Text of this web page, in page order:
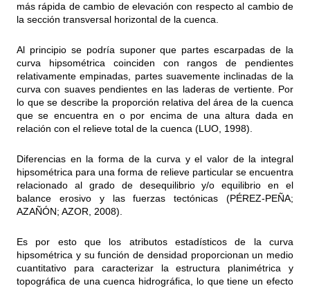
más rápida de cambio de elevación con respecto al cambio de
la sección transversal horizontal de la cuenca.
Al principio se podría suponer que partes escarpadas de la
curva hipsométrica coinciden con rangos de pendientes
relativamente empinadas, partes suavemente inclinadas de la
curva con suaves pendientes en las laderas de vertiente. Por
lo que se describe la proporción relativa del área de la cuenca
que se encuentra en o por encima de una altura dada en
relación con el relieve total de la cuenca (LUO, 1998).
Diferencias en la forma de la curva y el valor de la integral
hipsométrica para una forma de relieve particular se encuentra
relacionado al grado de desequilibrio y/o equilibrio en el
balance erosivo y las fuerzas tectónicas (PÉREZ-PEÑA;
AZAÑÓN; AZOR, 2008).
Es por esto que los atributos estadísticos de la curva
hipsométrica y su función de densidad proporcionan un medio
cuantitativo para caracterizar la estructura planimétrica y
topográfica de una cuenca hidrográfica, lo que tiene un efecto